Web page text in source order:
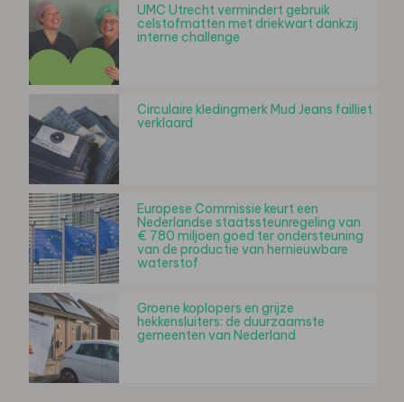
UMC Utrecht vermindert gebruik
celstofmatten met driekwart dankzij
interne challenge
Circulaire kledingmerk Mud Jeans failliet
verklaard
Europese Commissie keurt een
Nederlandse staatssteunregeling van
€ 780 miljoen goed ter ondersteuning
van de productie van hernieuwbare
waterstof
Groene koplopers en grijze
hekkensluiters: de duurzaamste
gemeenten van Nederland